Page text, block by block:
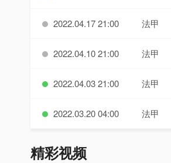
2022.04.17 21:00 法甲
2022.04.10 21:00 法甲
2022.04.03 21:00 法甲
2022.03.20 04:00 法甲
精彩视频